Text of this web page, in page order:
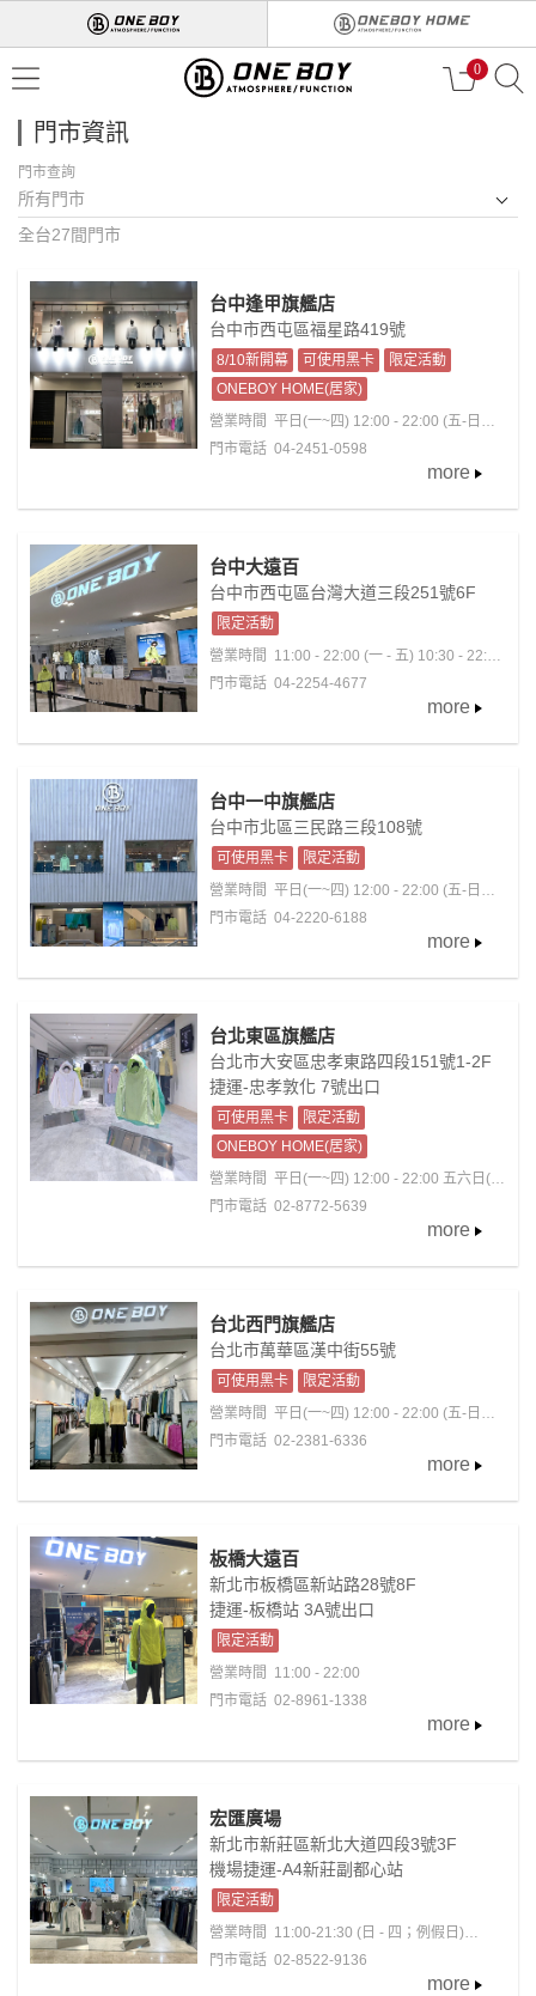
0
門市資訊
門市查詢
所有門市
全台27間門市
台中逢甲旗艦店
台中市西屯區福星路419號
8/10新開幕 可使用黑卡
限定活動
ONEBOY HOME(居家)
營業時間 平日(一~四) 12:00 - 22:00 (五-日；
國定假日)11:00 - 22:30
門市電話 04-2451-0598
more
台中大遠百
台中市西屯區台灣大道三段251號6F
限定活動
營業時間 11:00 - 22:00 (一 - 五) 10:30 - 22:00
(六 - 日；含例假日)
門市電話 04-2254-4677
more
台中一中旗艦店
台中市北區三民路三段108號
可使用黑卡
限定活動
營業時間 平日(一~四) 12:00 - 22:00 (五-日；
國定假日)11:00 - 22:30
門市電話 04-2220-6188
more
台北東區旗艦店
台北市大安區忠孝東路四段151號1-2F
捷運-忠孝敦化 7號出口
可使用黑卡
限定活動
ONEBOY HOME(居家)
營業時間 平日(一~四) 12:00 - 22:00 五六日(國
定假日)11:00 - 22:30
門市電話 02-8772-5639
more
台北西門旗艦店
台北市萬華區漢中街55號
可使用黑卡
限定活動
營業時間 平日(一~四) 12:00 - 22:00 (五-日；
國定假日)11:00 - 22:30
門市電話 02-2381-6336
more
板橋大遠百
新北市板橋區新站路28號8F
捷運-板橋站 3A號出口
限定活動
營業時間 11:00 - 22:00
門市電話 02-8961-1338
more
宏匯廣場
新北市新莊區新北大道四段3號3F
機場捷運-A4新莊副都心站
限定活動
營業時間 11:00-21:30 (日 - 四；例假日)
11:00-22:00 (五 - 六；含例假日前夕)
門市電話 02-8522-9136
more